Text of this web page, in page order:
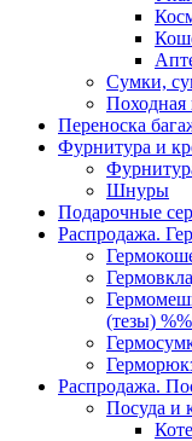
Сумки,
Походная
Переноска
Фурнитура и
Шнуры
Подарочные
Распродажа.
(тезы)
Распродажа.
Посуда и